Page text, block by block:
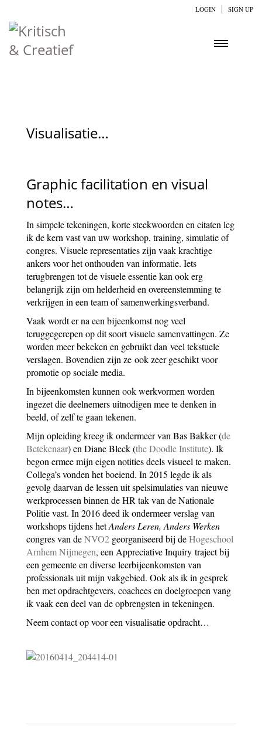
LOGIN SIGN UP
Visualisatie…
Graphic facilitation en visual
notes…
In simpele tekeningen, korte steekwoorden en citaten leg
ik de kern vast van uw workshop, training, simulatie of
congres. Visuele representaties zijn vaak krachtige
ankers voor het onthouden van informatie. Iets
terugbrengen tot de visuele essentie kan ook erg
belangrijk zijn om helderheid en overeenstemming te
verkrijgen in een team of samenwerkingsverband.
Vaak wordt er na een bijeenkomst nog veel
teruggegerepen op dit soort visuele samenvattingen. Ze
worden meer bekeken en gebruikt dan veel tekstuele
verslagen. Bovendien zijn ze ook zeer geschikt voor
promotie op sociale media.
In bijeenkomsten kunnen ook werkvormen worden
ingezet die deelnemers uitnodigen mee te denken in
beeld, of zelf te gaan tekenen.
Mijn opleiding kreeg ik ondermeer van Bas Bakker (de
Betekenaar) en Diane Bleck (the Doodle Institute). Ik
begon ermee mijn eigen notities deels visueel te maken.
Collega’s vonden het boeiend. In 2015 legde ik als
gevolg daarvan de lessen uit spelsimulaties van nieuwe
werkprocessen binnen de HR tak van de Nationale
Politie vast. In 2016 deed ik ondermeer verslag van
workshops tijdens hetAnders Leren, Anders Werken
congres van deNVO2 georganiseerd bij deHogeschool
Arnhem Nijmegen, een Appreciative Inquiry traject bij
een gemeente en diverse leerbijeenkomsten van
professionals uit mijn vakgebied. Ook als ik in gesprek
ben met opdrachtgevers, coachees en doelgroepen vang
ik vaak een deel van de opbrengsten in tekeningen.
Neem contact op voor een visualisatie opdracht…